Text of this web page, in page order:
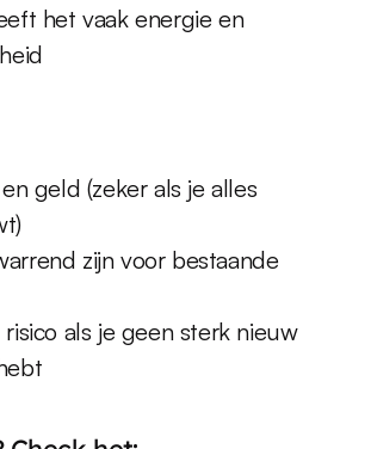
het vaak energie en
geld (zeker als je alles
zijn voor bestaande
als je geen sterk nieuw